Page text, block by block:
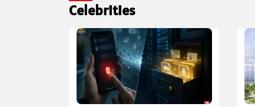
Celebrities